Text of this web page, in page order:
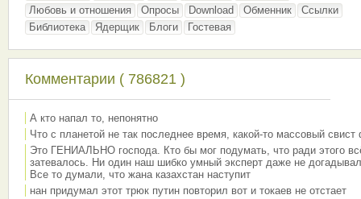
Любовь и отношения
Опросы Download Обменник
Ссылки
Библиотека
Ядерщик Блоги Гостевая
Комментарии ( 786821 )
А кто напал то, непонятно
Что с планетой не так последнее время, какой-то массовый свист
Это ГЕНИАЛЬНО господа. Кто бы мог подумать, что ради этого
затевалось. Ни один наш шибко умный эксперт даже не
Все то думали, что жана казахстан наступит
нан придумал этот трюк путин повторил вот и токаев не отстает